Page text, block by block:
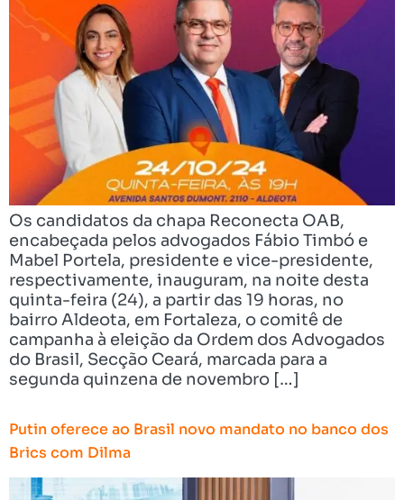
Os candidatos da chapa Reconecta OAB,
encabeçada pelos advogados Fábio Timbó e
Mabel Portela, presidente e vice-presidente,
respectivamente, inauguram, na noite desta
quinta-feira (24), a partir das 19 horas, no
bairro Aldeota, em Fortaleza, o comitê de
campanha à eleição da Ordem dos Advogados
do Brasil, Secção Ceará, marcada para a
segunda quinzena de novembro […]
Putin oferece ao Brasil novo mandato no banco dos
Brics com Dilma